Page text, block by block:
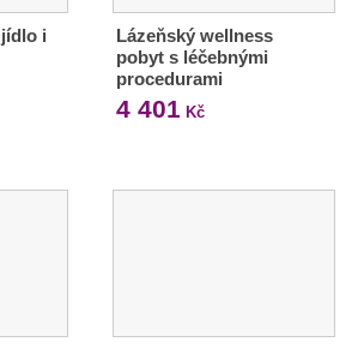
i
Lázeňský wellness
pobyt s léčebnými
procedurami
4 401 Kč